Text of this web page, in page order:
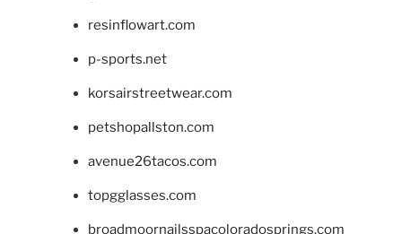
resinflowart.com
p-sports.net
korsairstreetwear.com
petshopallston.com
avenue26tacos.com
topgglasses.com
broadmoornailsspacoloradosprings.com